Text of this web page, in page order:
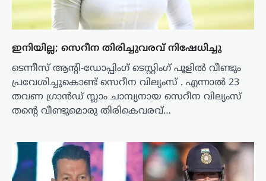
ഇനിയില്ല; സെറീന തിരിച്ചുവരവ് നിഷേധിച്ചു
ടെന്നീസ് ആന്റി-ഡോപ്പിംഗ് ടെസ്റ്റിംഗ് പൂളിൽ വീണ്ടും
പ്രവേശിച്ചുകൊണ്ട് സെറീന വില്യംസ് . എന്നാൽ 23
തവണ ഗ്രാൻഡ് സ്ലാം ചാമ്പ്യനായ സെറീന വില്യംസ്
തന്റെ വീണ്ടുമൊരു തിരികെവരവ്…